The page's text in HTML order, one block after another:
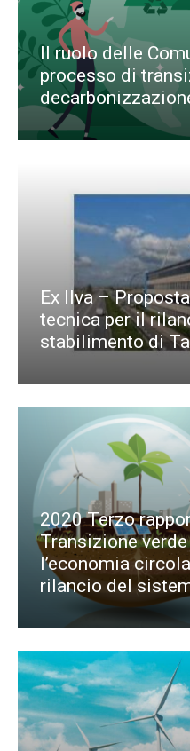
Il ruolo delle
processo di
Ex Ilva –
tecnica per il
stabilimento di
2020 Terzo
Transizione
l’economia
rilancio del